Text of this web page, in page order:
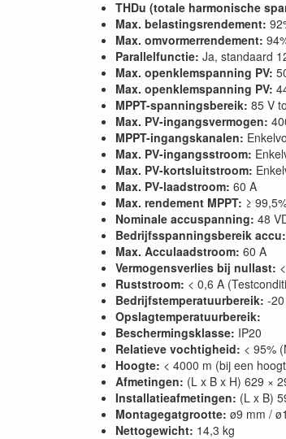
THDu (totale harmonische
Max. belastingsrendement:
Max. omvormerrendement:
Parallelfunctie: Ja, standaard
Max. openklemspanning PV:
Max. openklemspanning PV:
MPPT-spanningsbereik: 85 V
Max. PV-ingangsvermogen:
MPPT-ingangskanalen:
Max. PV-ingangsstroom:
Max. PV-kortsluitstroom:
Max. PV-laadstroom: 60 A
Max. rendement MPPT: ≥
Nominale accuspanning: 48
Bedrijfsspanningsbereik accu:
Max. Acculaadstroom: 60 A
Vermogensverlies bij nullast:
Ruststroom: < 0,6 A
Bedrijfstemperatuurbereik: -
Opslagtemperatuurbereik: -
Beschermingsklasse: IP20
Relatieve vochtigheid: < 95%
Hoogte: < 4000 m (bij een
Afmetingen: (L x B x H) 629 ×
Installatieafmetingen: (L x B)
Montagegatgrootte: ø9 mm /
Nettogewicht: 14,3 kg